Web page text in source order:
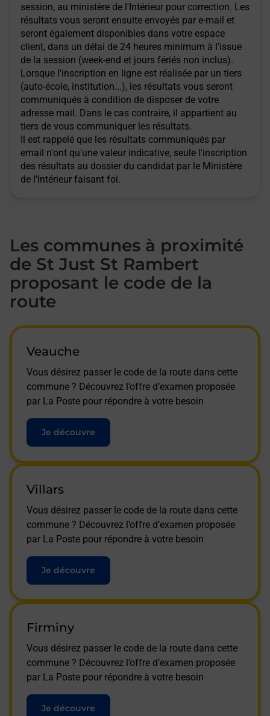
session, au ministère de l'Intérieur pour correction. Les
résultats vous seront ensuite envoyés par e-mail et
seront également disponibles dans votre espace
client, dans un délai de 24 heures minimum à l'issue
de la session (week-end et jours fériés non inclus).
Lorsque l'inscription en ligne est réalisée par un tiers
(auto-école, institution...), les résultats vous seront
communiqués à condition de disposer de votre
adresse mail. Dans le cas contraire, il appartient au
tiers de vous communiquer les résultats.
Il est rappelé que les résultats communiqués par
email n'ont qu'une valeur indicative, seule l'inscription
des résultats au dossier du candidat par le Ministère
de l'Intérieur faisant foi.
Les communes à proximité
de St Just St Rambert
proposant le code de la
route
Veauche
Vous désirez passer le code de la route dans cette
commune ? Découvrez l’offre d’examen proposée
par La Poste pour répondre à votre besoin
Je découvre
Villars
Vous désirez passer le code de la route dans cette
commune ? Découvrez l’offre d’examen proposée
par La Poste pour répondre à votre besoin
Je découvre
Firminy
Vous désirez passer le code de la route dans cette
commune ? Découvrez l’offre d’examen proposée
par La Poste pour répondre à votre besoin
Je découvre